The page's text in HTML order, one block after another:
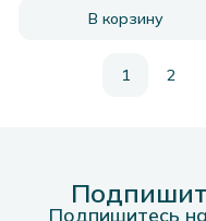
В корзину
1 2
Подпишитесь